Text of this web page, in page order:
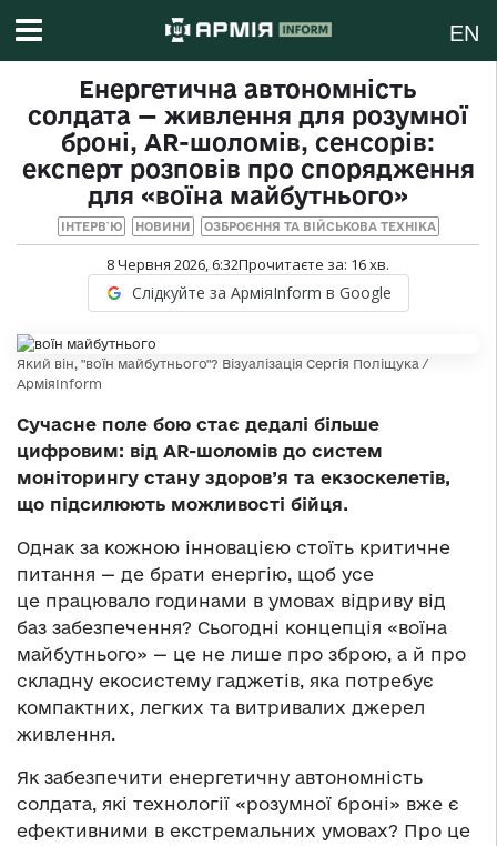
EN
Енергетична автономність
солдата — живлення для розумної
броні, AR-шоломів, сенсорів:
експерт розповів про спорядження
для «воїна майбутнього»
ІНТЕРВ`Ю НОВИНИ ОЗБРОЄННЯ ТА ВІЙСЬКОВА ТЕХНІКА
8 Червня 2026, 6:32Прочитаєте за: 16хв.
Слідкуйте за АрміяInform в Google
Який він, "воїн майбутнього"? Візуалізація Сергія Поліщука /
АрміяInform
Сучасне поле бою стає дедалі більше
цифровим: від AR-шоломів до систем
моніторингу стану здоров’я та екзоскелетів,
що підсилюють можливості бійця.
Однак за кожною інновацією стоїть критичне
питання — де брати енергію, щоб усе
це працювало годинами в умовах відриву від
баз забезпечення? Сьогодні концепція «воїна
майбутнього» — це не лише про зброю, а й про
складну екосистему гаджетів, яка потребує
компактних, легких та витривалих джерел
живлення.
Як забезпечити енергетичну автономність
солдата, які технології «розумної броні» вже є
ефективними в екстремальних умовах? Про це